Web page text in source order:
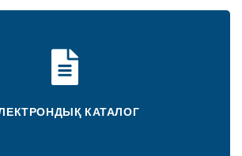
КАТАЛОГ